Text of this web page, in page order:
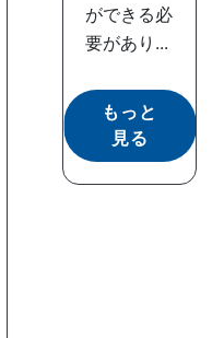
ができる必
要があり...
もっと
見る